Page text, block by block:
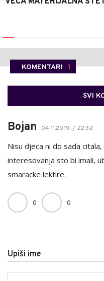
KOMENTARI 1
SVI
Bojan 04.11.2019. / 22:32
Nisu djeca ni do sada
interesovanja sto bi imali,
smaracke lektire.
0 0
Upiši ime